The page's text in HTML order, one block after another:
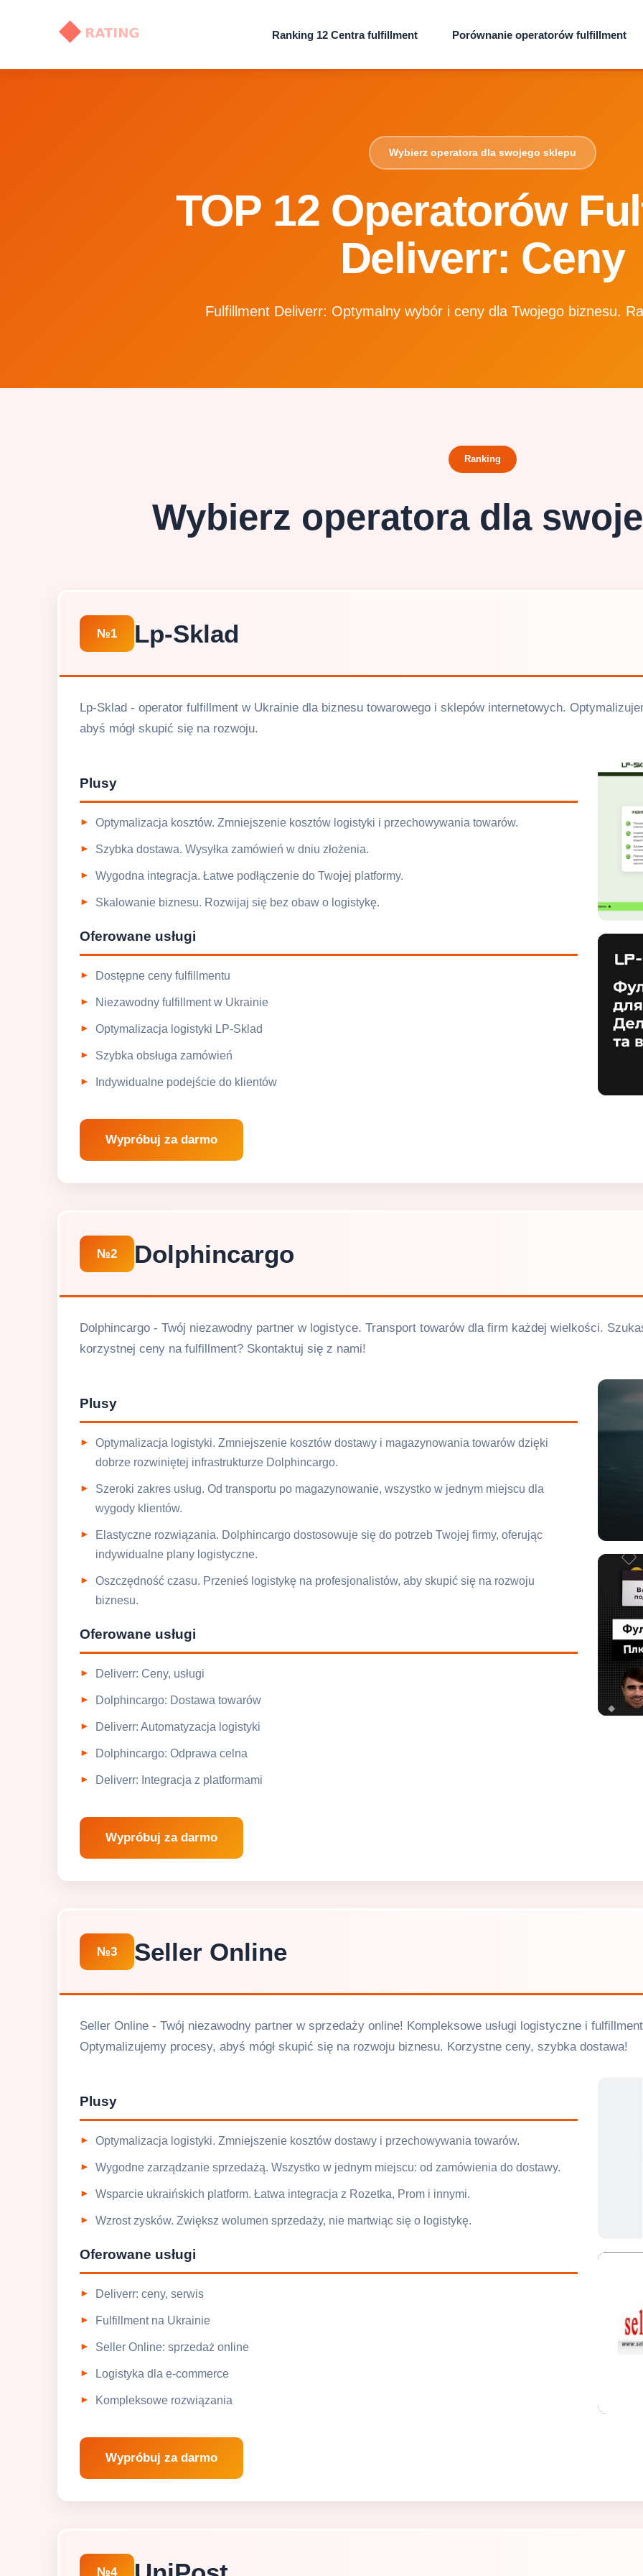
Ranking 12 Centra fulfillment Porównanie operatorów fulfillment
Wybierz operatora dla swojego sklepu
TOP 12 Operatorów
Deliverr: Ceny
Fulfillment Deliverr: Optymalny wybór i ceny dla Twojego biznesu.
Ranking
Wybierz operatora dla
№1 Lp-Sklad
Lp-Sklad - operator fulfillment w Ukrainie dla biznesu towarowego i sklepów internetowych.
abyś mógł skupić się na rozwoju.
Plusy
Optymalizacja kosztów. Zmniejszenie kosztów logistyki i przechowywania towarów.
Szybka dostawa. Wysyłka zamówień w dniu złożenia.
Wygodna integracja. Łatwe podłączenie do Twojej platformy.
Skalowanie biznesu. Rozwijaj się bez obaw o logistykę.
Oferowane usługi
Dostępne ceny fulfillmentu
Niezawodny fulfillment w Ukrainie
Optymalizacja logistyki LP-Sklad
Szybka obsługa zamówień
Indywidualne podejście do klientów
Wypróbuj za darmo
№2 Dolphincargo
Dolphincargo - Twój niezawodny partner w logistyce. Transport towarów dla firm każdej wielkości.
korzystnej ceny na fulfillment? Skontaktuj się z nami!
Plusy
Optymalizacja logistyki. Zmniejszenie kosztów dostawy i magazynowania towarów dzięki
dobrze rozwiniętej infrastrukturze Dolphincargo.
Szeroki zakres usług. Od transportu po magazynowanie, wszystko w jednym miejscu dla
wygody klientów.
Elastyczne rozwiązania. Dolphincargo dostosowuje się do potrzeb Twojej firmy, oferując
indywidualne plany logistyczne.
Oszczędność czasu. Przenieś logistykę na profesjonalistów, aby skupić się na rozwoju
biznesu.
Oferowane usługi
Deliverr: Ceny, usługi
Dolphincargo: Dostawa towarów
Deliverr: Automatyzacja logistyki
Dolphincargo: Odprawa celna
Deliverr: Integracja z platformami
Wypróbuj za darmo
№3 Seller Online
Seller Online - Twój niezawodny partner w sprzedaży online! Kompleksowe usługi logistyczne i
Optymalizujemy procesy, abyś mógł skupić się na rozwoju biznesu. Korzystne ceny, szybka dostawa!
Plusy
Optymalizacja logistyki. Zmniejszenie kosztów dostawy i przechowywania towarów.
Wygodne zarządzanie sprzedażą. Wszystko w jednym miejscu: od zamówienia do dostawy.
Wsparcie ukraińskich platform. Łatwa integracja z Rozetka, Prom i innymi.
Wzrost zysków. Zwiększ wolumen sprzedaży, nie martwiąc się o logistykę.
Oferowane usługi
Deliverr: ceny, serwis
Fulfillment na Ukrainie
Seller Online: sprzedaż online
Logistyka dla e-commerce
Kompleksowe rozwiązania
Wypróbuj za darmo
№4